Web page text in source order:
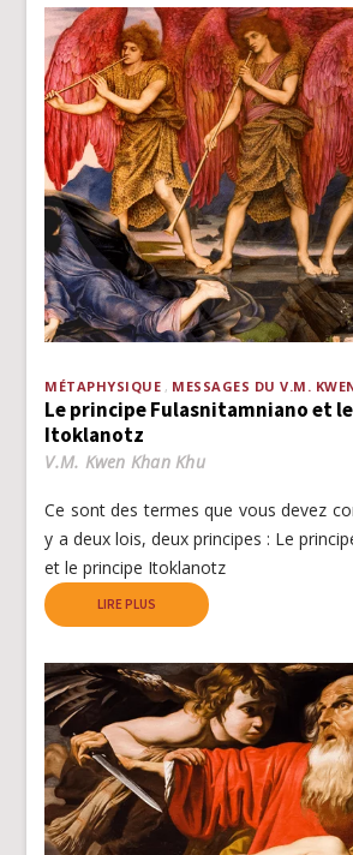
MÉTAPHYSIQUE MESSAGES DU V.M.
Le principe Fulasnitamniano et
Itoklanotz
V.M. Kwen Khan Khu
Ce sont des termes que vous devez
y a deux lois, deux principes : Le
et le principe Itoklanotz
LIRE PLUS